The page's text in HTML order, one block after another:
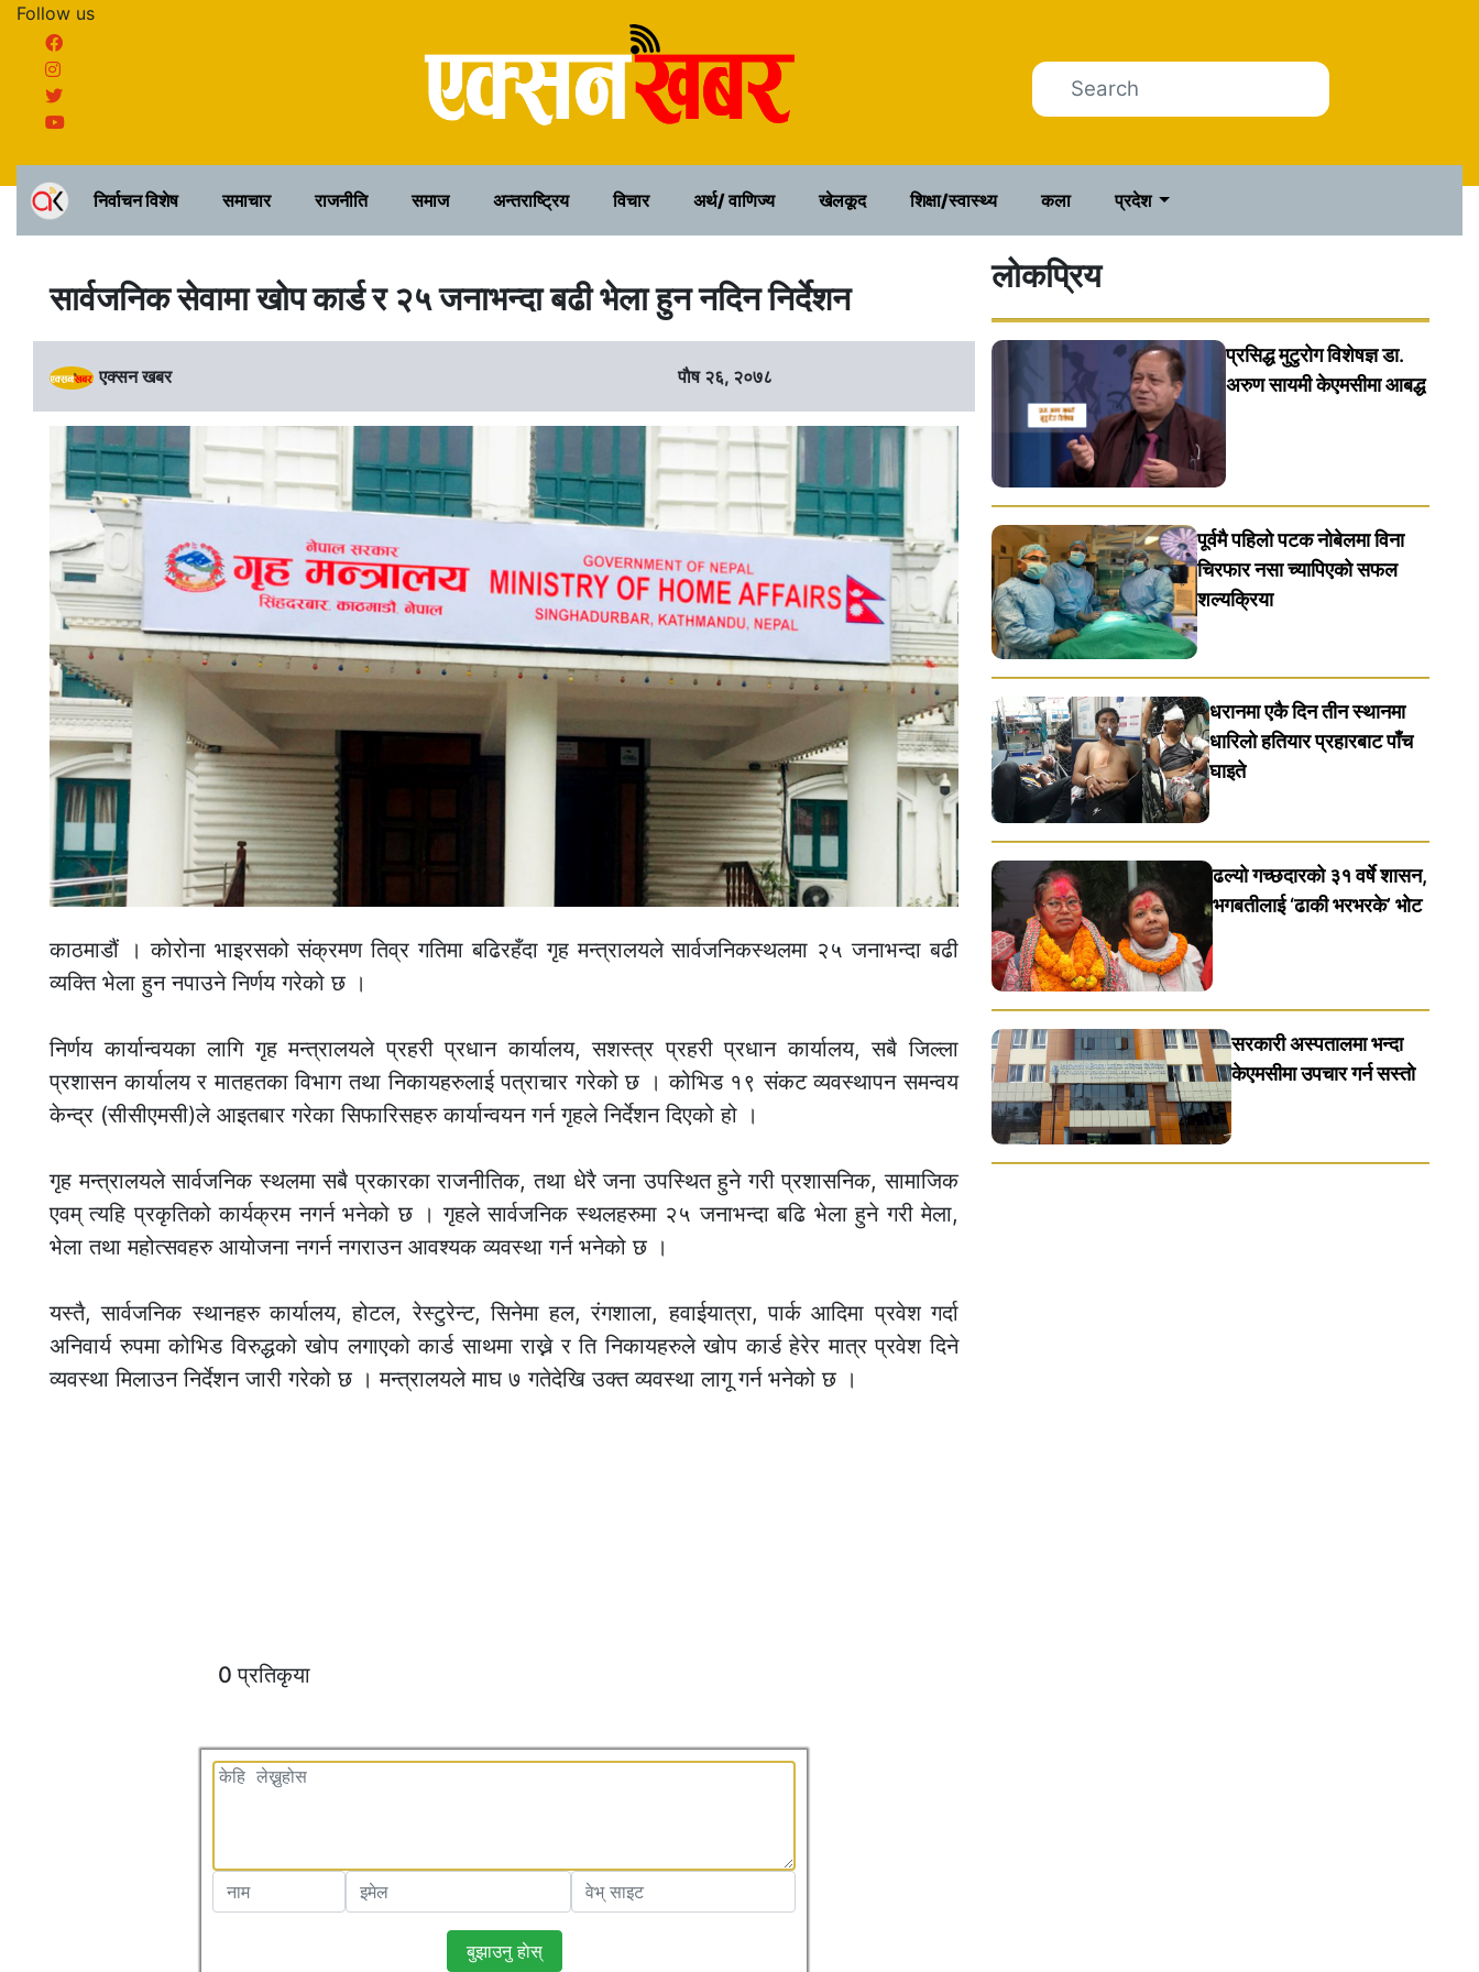
Follow us
२१ साउन २०८३, बिहिवार
निर्वाचन विशेष समाचार राजनीति समाज अन्तराष्ट्रिय विचार अर्थ/ वाणिज्य खेलकूद शिक्षा/स्वास्थ्य कला प्रदेश
सार्वजनिक सेवामा खोप कार्ड र २५ जनाभन्दा बढी भेला हुन नदिन निर्देशन
एक्सन खबर पाैष २६, २०७८
काठमाडौं । कोरोना भाइरसको संक्रमण तिव्र गतिमा बढिरहँदा गृह मन्त्रालयले सार्वजनिकस्थलमा २५ जनाभन्दा बढी
व्यक्ति भेला हुन नपाउने निर्णय गरेको छ ।
निर्णय कार्यान्वयका लागि गृह मन्त्रालयले प्रहरी प्रधान कार्यालय, सशस्त्र प्रहरी प्रधान कार्यालय, सबै जिल्ला
प्रशासन कार्यालय र मातहतका विभाग तथा निकायहरुलाई पत्राचार गरेको छ । कोभिड १९ संकट व्यवस्थापन समन्वय
केन्द्र (सीसीएमसी)ले आइतबार गरेका सिफारिसहरु कार्यान्वयन गर्न गृहले निर्देशन दिएको हो ।
गृह मन्त्रालयले सार्वजनिक स्थलमा सबै प्रकारका राजनीतिक, तथा धेरै जना उपस्थित हुने गरी प्रशासनिक, सामाजिक
एवम् त्यहि प्रकृतिको कार्यक्रम नगर्न भनेको छ । गृहले सार्वजनिक स्थलहरुमा २५ जनाभन्दा बढि भेला हुने गरी मेला,
भेला तथा महोत्सवहरु आयोजना नगर्न नगराउन आवश्यक व्यवस्था गर्न भनेको छ ।
यस्तै, सार्वजनिक स्थानहरु कार्यालय, होटल, रेस्टुरेन्ट, सिनेमा हल, रंगशाला, हवाईयात्रा, पार्क आदिमा प्रवेश गर्दा
अनिवार्य रुपमा कोभिड विरुद्धको खोप लगाएको कार्ड साथमा राख्ने र ति निकायहरुले खोप कार्ड हेरेर मात्र प्रवेश दिने
व्यवस्था मिलाउन निर्देशन जारी गरेको छ । मन्त्रालयले माघ ७ गतेदेखि उक्त व्यवस्था लागू गर्न भनेको छ ।
0 प्रतिकृया
बुझाउनु हाेस्
लोकप्रिय
प्रसिद्ध मुटुरोग विशेषज्ञ डा.
अरुण सायमी केएमसीमा आबद्ध
पूर्वमै पहिलो पटक नोबेलमा विना
चिरफार नसा च्यापिएको सफल
शल्यक्रिया
धरानमा एकै दिन तीन स्थानमा
धारिलाे हतियार प्रहारबाट पाँच
घाइते
ढल्यो गच्छदारको ३१ वर्षे शासन,
भगबतीलाई ‘ढाकी भरभरके’ भाेट
सरकारी अस्पतालमा भन्दा
केएमसीमा उपचार गर्न सस्ताे